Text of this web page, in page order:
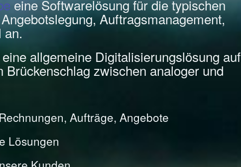
eine Softwarelösung für die typischen
Auftragsmanagement,
an.
allgemeine Digitalisierungslösung auf
Brückenschlag zwischen analoger und
Aufträge, Angebote
Lösungen